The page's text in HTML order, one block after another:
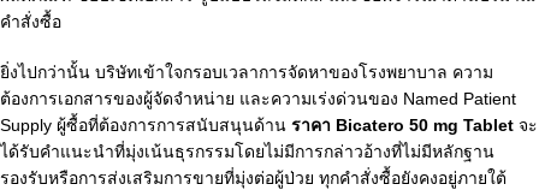
คำสั่งซื้อ
ยิ่งไปกว่านั้น บริษัทเข้าใจกรอบเวลาการจัดหาของโรงพยาบาล ความ
ต้องการเอกสารของผู้จัดจำหน่าย และความเร่งด่วนของ Named Patient
Supply ผู้ซื้อที่ต้องการการสนับสนุนด้าน ราคา Bicatero 50 mg Tablet จะ
ได้รับคำแนะนำที่มุ่งเน้นธุรกรรมโดยไม่มีการกล่าวอ้างที่ไม่มีหลักฐาน
รองรับหรือการส่งเสริมการขายที่มุ่งต่อผู้ป่วย ทุกคำสั่งซื้อยังคงอยู่ภายใต้